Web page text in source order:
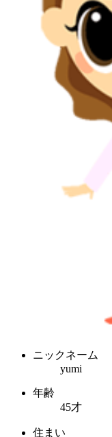
ニックネーム
yumi
年齢
45才
住まい